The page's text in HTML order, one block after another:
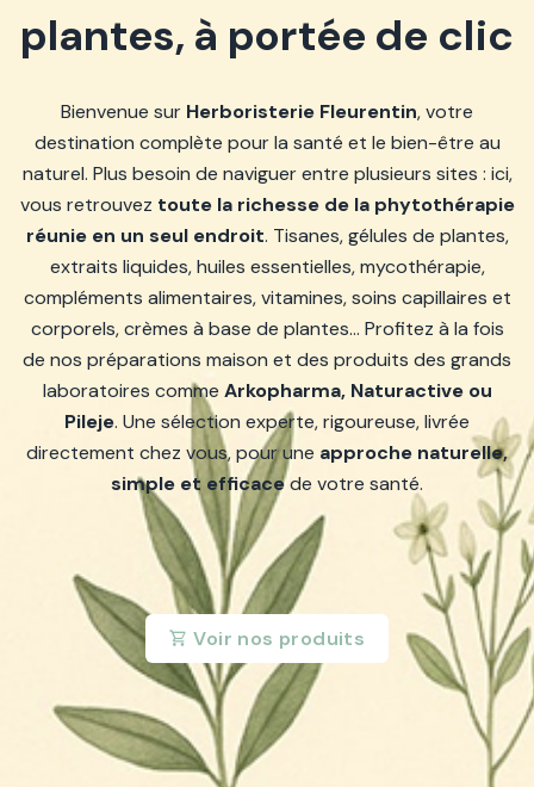
plantes, à portée de clic
Bienvenue sur Herboristerie Fleurentin, votre
destination complète pour la santé et le bien-être au
naturel. Plus besoin de naviguer entre plusieurs sites : ici,
vous retrouvez toute la richesse de la phytothérapie
réunie en un seul endroit. Tisanes, gélules de plantes,
extraits liquides, huiles essentielles, mycothérapie,
compléments alimentaires, vitamines, soins capillaires et
corporels, crèmes à base de plantes… Profitez à la fois
de nos préparations maison et des produits des grands
laboratoires comme Arkopharma, Naturactive ou
Pileje. Une sélection experte, rigoureuse, livrée
directement chez vous, pour une approche naturelle,
simple et efficacede votre santé.
Voir nos produits